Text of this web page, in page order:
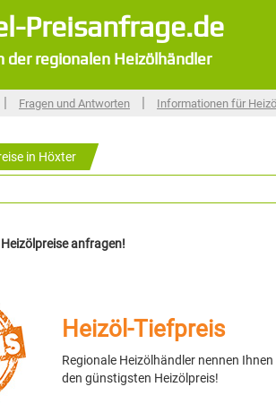
Preisanfrage.de
der regionalen Heizölhändler
| Fragen und Antworten | Informationen für
in Höxter
anfragen!
Heizöl-Tiefpreis
Regionale Heizölhändler nennen Ihnen
den günstigsten Heizölpreis!